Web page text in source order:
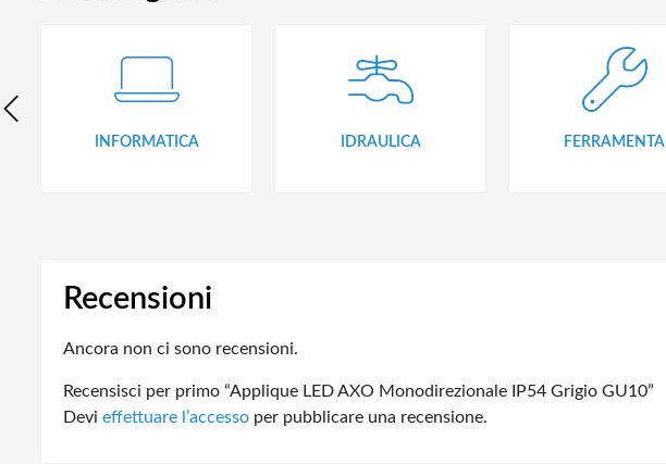
INFORMATICA IDRAULICA FERRAMENTA
Recensioni
Ancora non ci sono recensioni.
Recensisci per primo “Applique LED AXO Monodirezionale IP54 Grigio GU10”
Devi effettuare l’accesso per pubblicare una recensione.